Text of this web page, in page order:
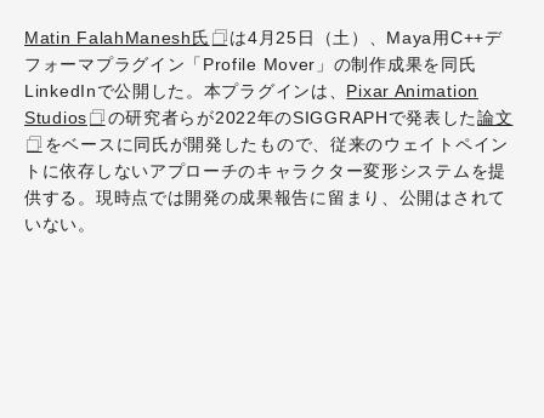
Matin FalahManesh氏
は4月25日（土）、Maya用C++デ
フォーマプラグイン「Profile Mover」の制作成果を同氏
LinkedInで公開した。本プラグインは、 Pixar Animation
Studios
の研究者らが2022年のSIGGRAPHで発表した論文
をベースに同氏が開発したもので、従来のウェイトペイン
トに依存しないアプローチのキャラクター変形システムを提
供する。現時点では開発の成果報告に留まり、公開はされて
いない。